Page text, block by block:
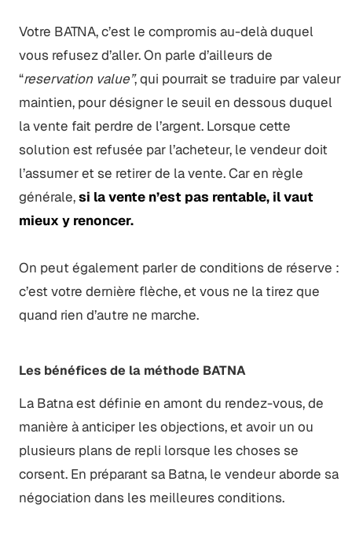
Votre BATNA, c’est le compromis au-delà duquel
vous refusez d’aller. On parle d’ailleurs de
“reservation value”, qui pourrait se traduire par valeur
maintien, pour désigner le seuil en dessous duquel
la vente fait perdre de l’argent. Lorsque cette
solution est refusée par l’acheteur, le vendeur doit
l’assumer et se retirer de la vente. Car en règle
générale,si la vente n’est pas rentable, il vaut
mieux y renoncer.
On peut également parler de conditions de réserve :
c’est votre dernière flèche, et vous ne la tirez que
quand rien d’autre ne marche.
Les bénéfices de la méthode BATNA
La Batna est définie en amont du rendez-vous, de
manière à anticiper les objections, et avoir un ou
plusieurs plans de repli lorsque les choses se
corsent. En préparant sa Batna, le vendeur aborde sa
négociation dans les meilleures conditions.